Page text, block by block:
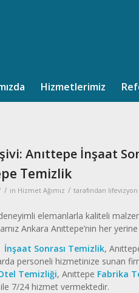
Hizmetlerimiz
Anıttepe İnşaat
Temizlik
/ in Hizmet Ağımız / tarafından lifevizyon
elemanlarla kaliteli
Ankara Anıttepe’nin her
İnşaat Sonrası Temizlik,
personeli hizmetinize sunan
Temizliği, Anıttepe Fabrika
7/24 hizmet vermektedir.